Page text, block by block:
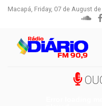
Macapá, Friday, 07 de August